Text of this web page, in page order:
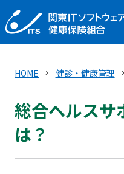
HOME 健診・健康管理
総合ヘルスサ
は？